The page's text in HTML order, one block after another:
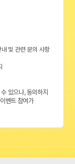
및 관련 문의 사항
있으나, 동의하지
벤트 참여가